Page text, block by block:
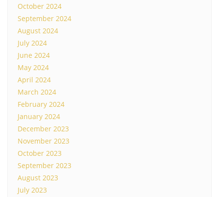
October 2024
September 2024
August 2024
July 2024
June 2024
May 2024
April 2024
March 2024
February 2024
January 2024
December 2023
November 2023
October 2023
September 2023
August 2023
July 2023